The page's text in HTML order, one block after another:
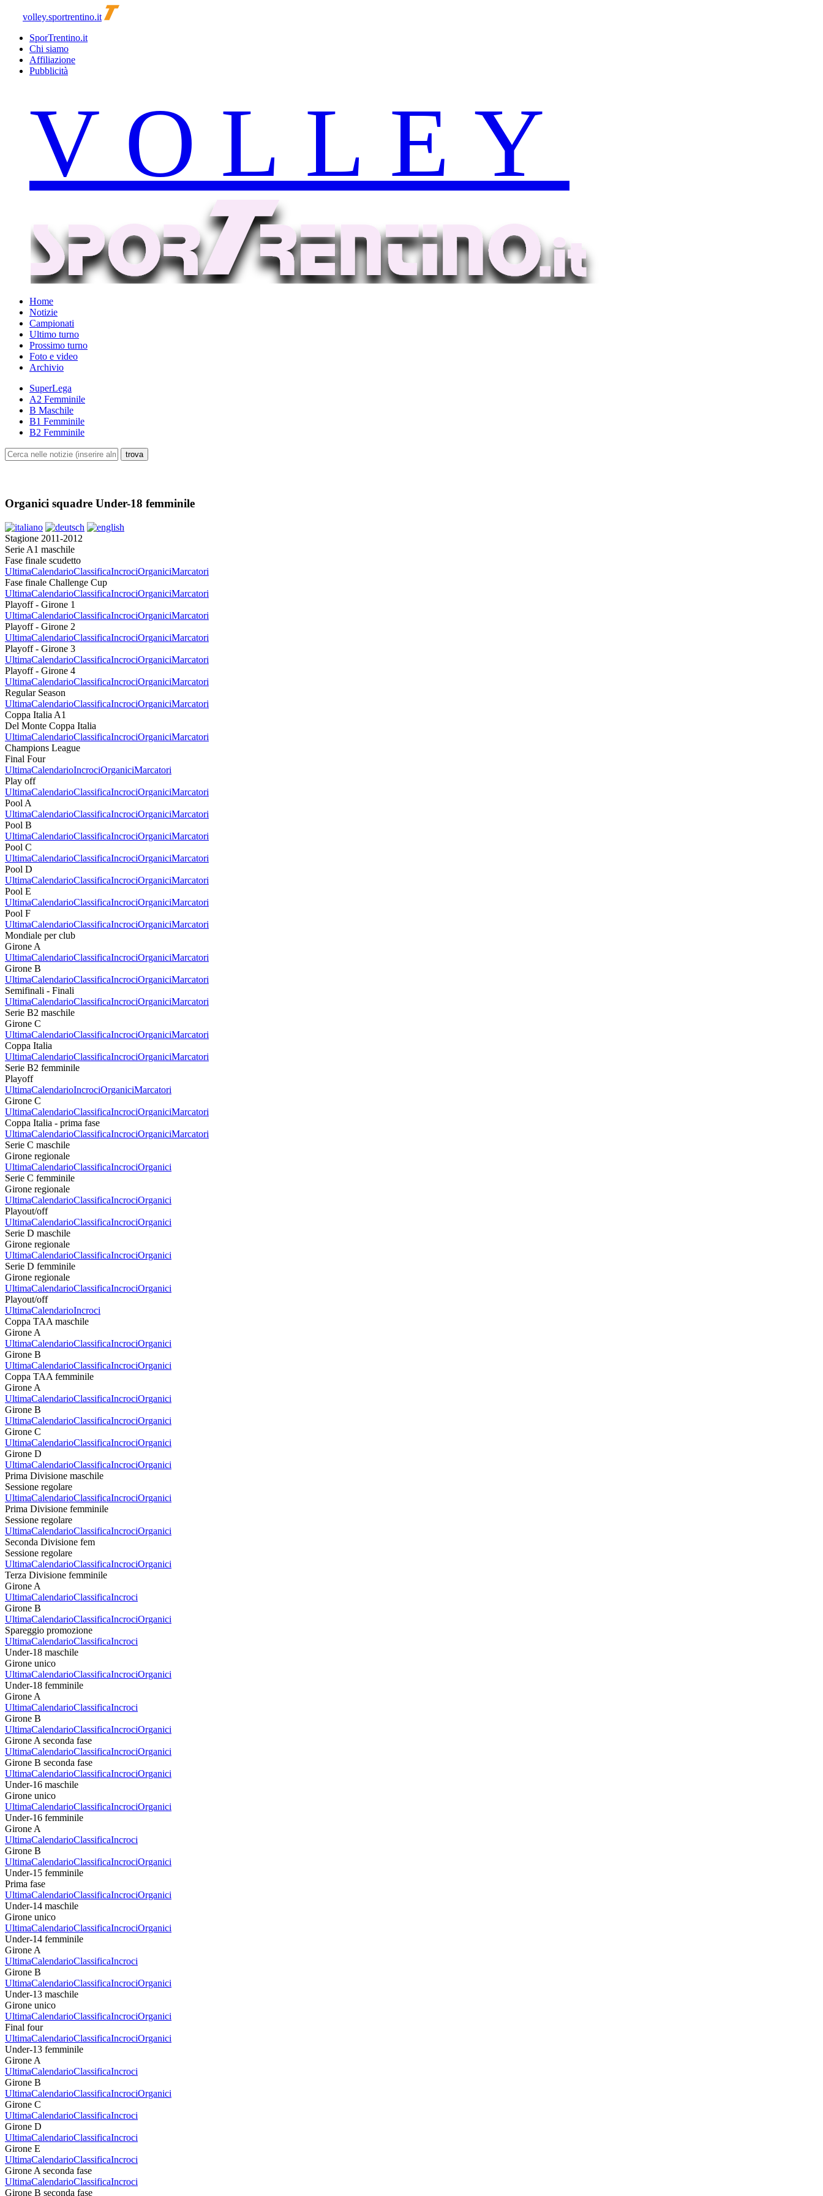
volley.sportrentino.it
SporTrentino.it
Chi siamo
Affiliazione
Pubblicità
Home
Notizie
Campionati
Ultimo turno
Prossimo turno
Foto e video
Archivio
SuperLega
A2 Femminile
B Maschile
B1 Femminile
B2 Femminile
Organici squadre Under-18 femminile
Stagione 2011-2012
Serie A1 maschile
Fase finale scudetto
UltimaCalendarioClassificaIncrociOrganiciMarcatori
Fase finale Challenge Cup
UltimaCalendarioClassificaIncrociOrganiciMarcatori
Playoff - Girone 1
UltimaCalendarioClassificaIncrociOrganiciMarcatori
Playoff - Girone 2
UltimaCalendarioClassificaIncrociOrganiciMarcatori
Playoff - Girone 3
UltimaCalendarioClassificaIncrociOrganiciMarcatori
Playoff - Girone 4
UltimaCalendarioClassificaIncrociOrganiciMarcatori
Regular Season
UltimaCalendarioClassificaIncrociOrganiciMarcatori
Coppa Italia A1
Del Monte Coppa Italia
UltimaCalendarioClassificaIncrociOrganiciMarcatori
Champions League
Final Four
UltimaCalendarioIncrociOrganiciMarcatori
Play off
UltimaCalendarioClassificaIncrociOrganiciMarcatori
Pool A
UltimaCalendarioClassificaIncrociOrganiciMarcatori
Pool B
UltimaCalendarioClassificaIncrociOrganiciMarcatori
Pool C
UltimaCalendarioClassificaIncrociOrganiciMarcatori
Pool D
UltimaCalendarioClassificaIncrociOrganiciMarcatori
Pool E
UltimaCalendarioClassificaIncrociOrganiciMarcatori
Pool F
UltimaCalendarioClassificaIncrociOrganiciMarcatori
Mondiale per club
Girone A
UltimaCalendarioClassificaIncrociOrganiciMarcatori
Girone B
UltimaCalendarioClassificaIncrociOrganiciMarcatori
Semifinali - Finali
UltimaCalendarioClassificaIncrociOrganiciMarcatori
Serie B2 maschile
Girone C
UltimaCalendarioClassificaIncrociOrganiciMarcatori
Coppa Italia
UltimaCalendarioClassificaIncrociOrganiciMarcatori
Serie B2 femminile
Playoff
UltimaCalendarioIncrociOrganiciMarcatori
Girone C
UltimaCalendarioClassificaIncrociOrganiciMarcatori
Coppa Italia - prima fase
UltimaCalendarioClassificaIncrociOrganiciMarcatori
Serie C maschile
Girone regionale
UltimaCalendarioClassificaIncrociOrganici
Serie C femminile
Girone regionale
UltimaCalendarioClassificaIncrociOrganici
Playout/off
UltimaCalendarioClassificaIncrociOrganici
Serie D maschile
Girone regionale
UltimaCalendarioClassificaIncrociOrganici
Serie D femminile
Girone regionale
UltimaCalendarioClassificaIncrociOrganici
Playout/off
UltimaCalendarioIncroci
Coppa TAA maschile
Girone A
UltimaCalendarioClassificaIncrociOrganici
Girone B
UltimaCalendarioClassificaIncrociOrganici
Coppa TAA femminile
Girone A
UltimaCalendarioClassificaIncrociOrganici
Girone B
UltimaCalendarioClassificaIncrociOrganici
Girone C
UltimaCalendarioClassificaIncrociOrganici
Girone D
UltimaCalendarioClassificaIncrociOrganici
Prima Divisione maschile
Sessione regolare
UltimaCalendarioClassificaIncrociOrganici
Prima Divisione femminile
Sessione regolare
UltimaCalendarioClassificaIncrociOrganici
Seconda Divisione fem
Sessione regolare
UltimaCalendarioClassificaIncrociOrganici
Terza Divisione femminile
Girone A
UltimaCalendarioClassificaIncroci
Girone B
UltimaCalendarioClassificaIncrociOrganici
Spareggio promozione
UltimaCalendarioClassificaIncroci
Under-18 maschile
Girone unico
UltimaCalendarioClassificaIncrociOrganici
Under-18 femminile
Girone A
UltimaCalendarioClassificaIncroci
Girone B
UltimaCalendarioClassificaIncrociOrganici
Girone A seconda fase
UltimaCalendarioClassificaIncrociOrganici
Girone B seconda fase
UltimaCalendarioClassificaIncrociOrganici
Under-16 maschile
Girone unico
UltimaCalendarioClassificaIncrociOrganici
Under-16 femminile
Girone A
UltimaCalendarioClassificaIncroci
Girone B
UltimaCalendarioClassificaIncrociOrganici
Under-15 femminile
Prima fase
UltimaCalendarioClassificaIncrociOrganici
Under-14 maschile
Girone unico
UltimaCalendarioClassificaIncrociOrganici
Under-14 femminile
Girone A
UltimaCalendarioClassificaIncroci
Girone B
UltimaCalendarioClassificaIncrociOrganici
Under-13 maschile
Girone unico
UltimaCalendarioClassificaIncrociOrganici
Final four
UltimaCalendarioClassificaIncrociOrganici
Under-13 femminile
Girone A
UltimaCalendarioClassificaIncroci
Girone B
UltimaCalendarioClassificaIncrociOrganici
Girone C
UltimaCalendarioClassificaIncroci
Girone D
UltimaCalendarioClassificaIncroci
Girone E
UltimaCalendarioClassificaIncroci
Girone A seconda fase
UltimaCalendarioClassificaIncroci
Girone B seconda fase